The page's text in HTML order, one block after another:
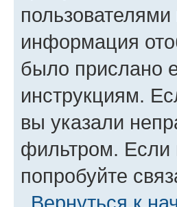
информация
было прислано
инструкциям.
вы указали
фильтром. Если
попробуйте
Вернуться к